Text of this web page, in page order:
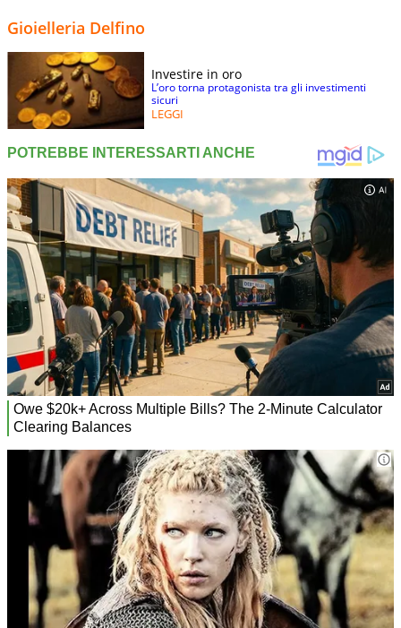
Gioielleria Delfino
Investire in oro
L’oro torna protagonista tra gli investimenti
sicuri
LEGGI